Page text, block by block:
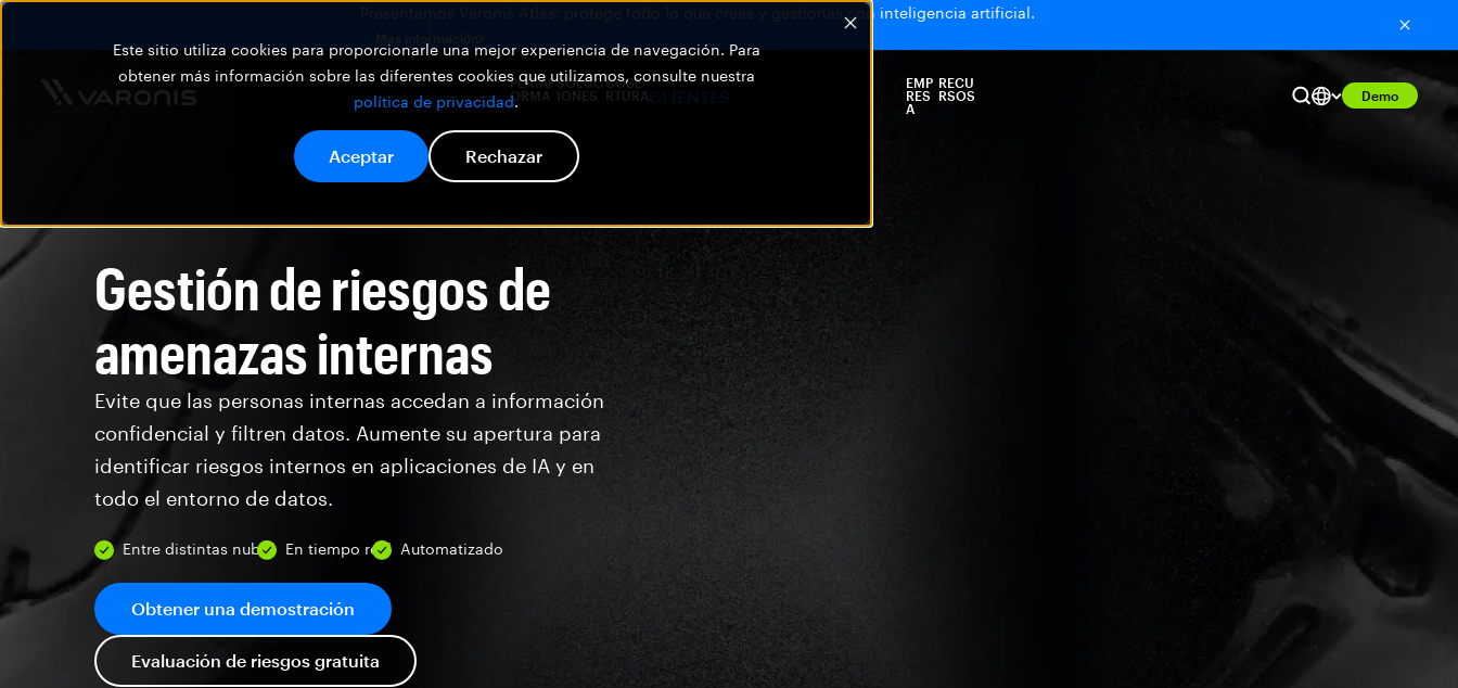
Este sitio utiliza cookies para proporcionarle una mejor experiencia de navegación. Para
obtener más información sobre las diferentes cookies que utilizamos, consulte nuestra
política de privacidad.
Aceptar Rechazar
Presentamos Varonis Atlas: protege todo lo que creas y gestionas con inteligencia artificial.
Más información
PLATAF
ORMA
SOLUC
IONES
COBE
RTURACLIENTES
EMP
RES
A
RECU
RSOS
Demo
Gestión de riesgos de
amenazas internas
Evite que las personas internas accedan a información
confidencial y filtren datos. Aumente su apertura para
identificar riesgos internos en aplicaciones de IA y en
todo el entorno de datos.
Entre distintas nubes En tiempo real Automatizado
Obtener una demostración
Evaluación de riesgos gratuita